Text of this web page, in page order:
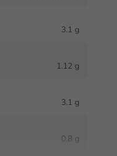
3.1 g
1.12 g
3.1 g
0.8 g